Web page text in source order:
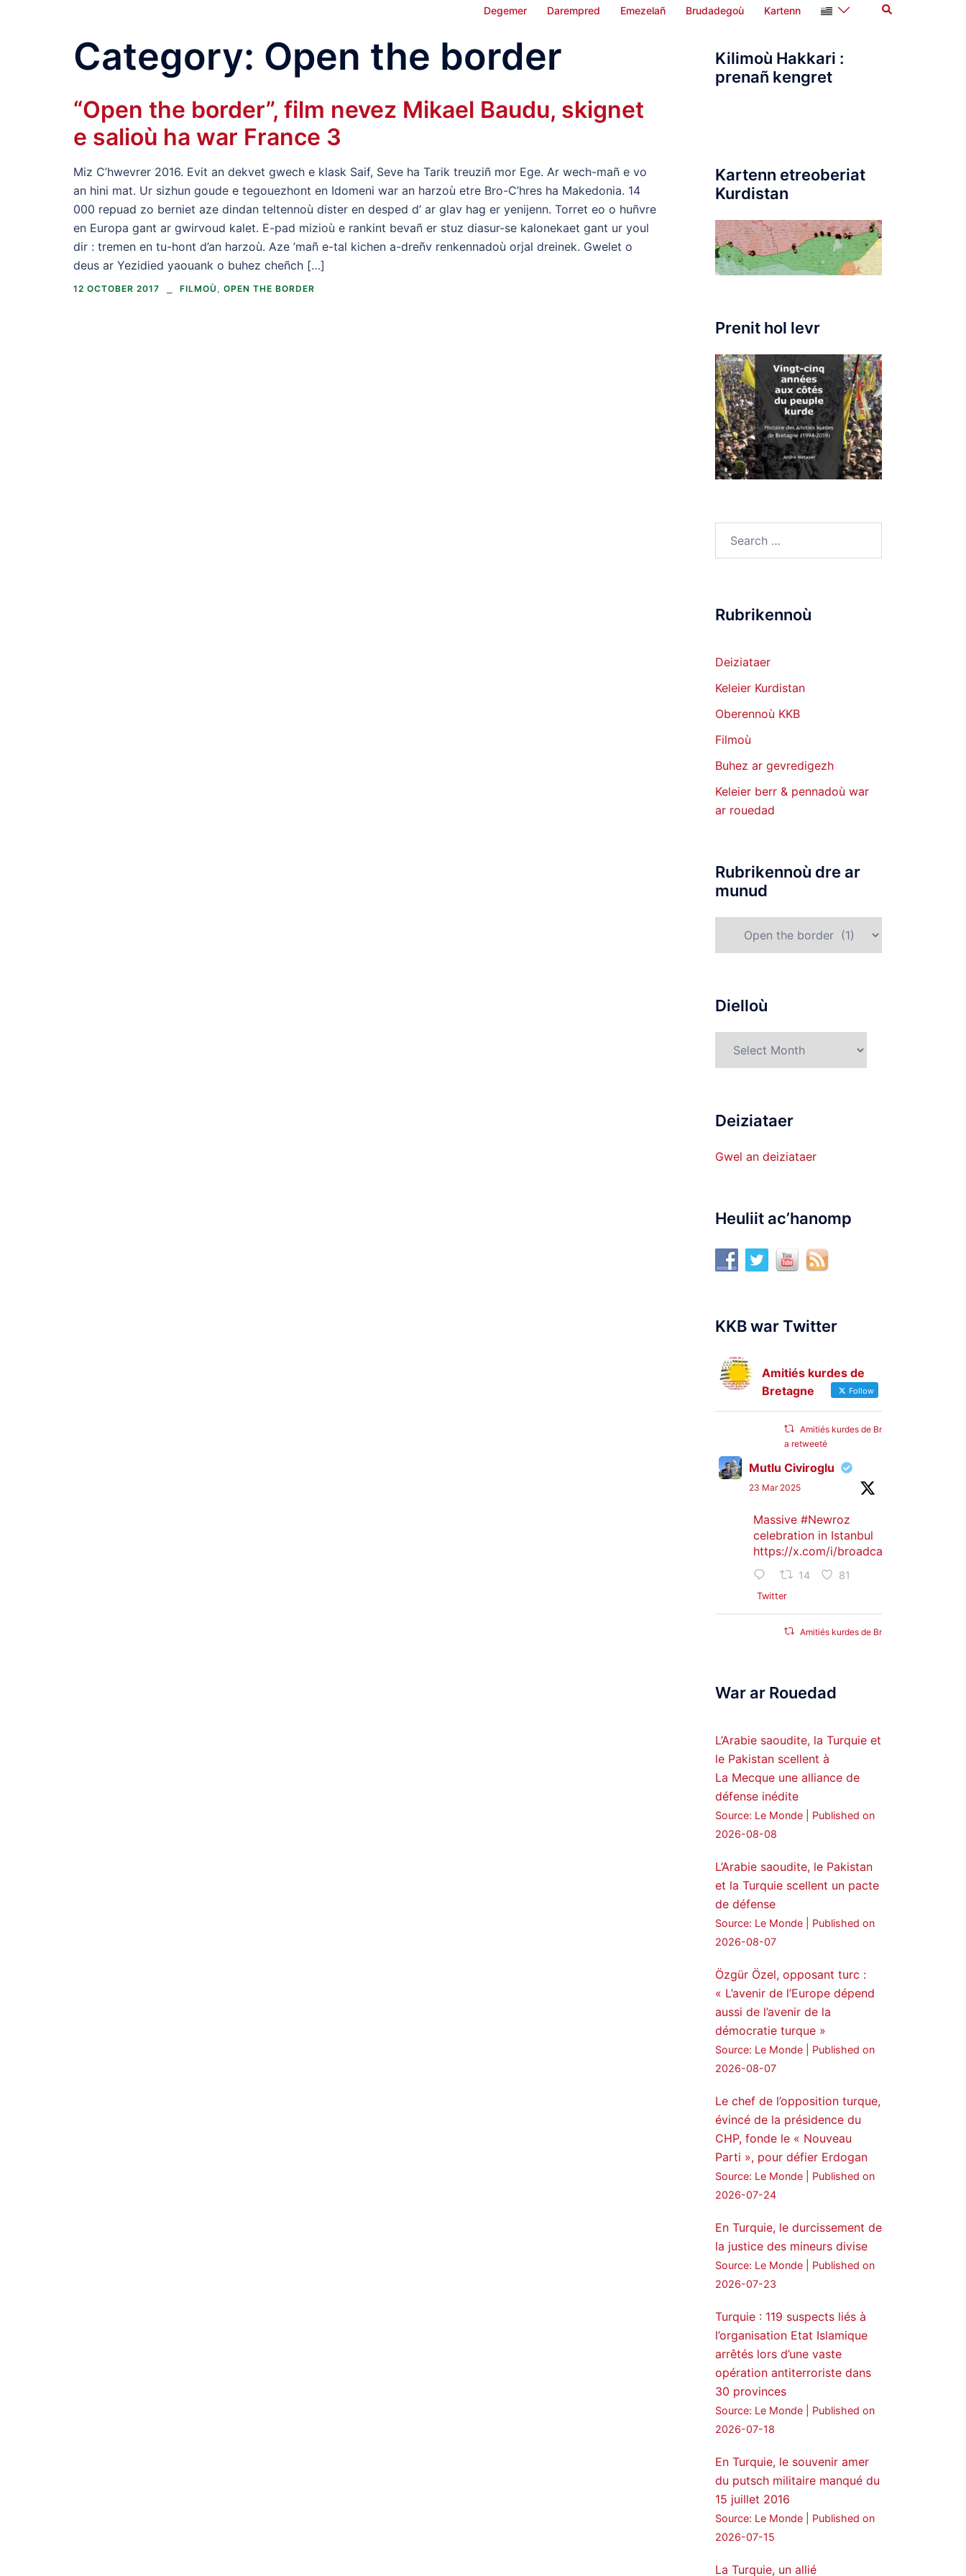
Degemer Darempred Emezelañ Brudadegoù Kartenn Search
Category: Open the border
“Open the border”, film nevez Mikael Baudu, skignet
e salioù ha war France 3
Miz C’hwevrer 2016. Evit an dekvet gwech e klask Saif, Seve ha Tarik treuziñ mor Ege. Ar wech-mañ e vo
an hini mat. Ur sizhun goude e tegouezhont en Idomeni war an harzoù etre Bro-C’hres ha Makedonia. 14
000 repuad zo berniet aze dindan teltennoù dister en desped d’ ar glav hag er yenijenn. Torret eo o huñvre
en Europa gant ar gwirvoud kalet. E-pad mizioù e rankint bevañ er stuz diasur-se kalonekaet gant ur youl
dir : tremen en tu-hont d’an harzoù. Aze ’mañ e-tal kichen a-dreñv renkennadoù orjal dreinek. Gwelet o
deus ar Yezidied yaouank o buhez cheñch […]
12 OCTOBER 2017 FILMOÙ , OPEN THE BORDER
Kilimoù Hakkari :
prenañ kengret
Kartenn etreoberiat
Kurdistan
Prenit hol levr
Rubrikennoù
Deiziataer
Keleier Kurdistan
Oberennoù KKB
Filmoù
Buhez ar gevredigezh
Keleier berr & pennadoù war
ar rouedad
Rubrikennoù dre ar
munud
Dielloù
Deiziataer
Gwel an deiziataer
Heuliit ac’hanomp
KKB war Twitter
Amitiés kurdes de
Bretagne
Follow
Amitiés kurdes de Bretagne
a retweeté
Mutlu Civiroglu
23 Mar 2025
Massive #Newroz
celebration in Istanbul
https://x.com/i/broadcasts/
14 81
Twitter
Amitiés kurdes de Bretagne
25 Jan 2025
Forces, SDF appoints
hauro Abgar Daoud
Syriac Military Council,
MFS as official
spokesperson. We
wish you success
ܟܫܝܪܘܬܐ ܒܘܠܝܬܐ ܚܘܪܐ
ܐܒܓܪ
28 249
Twitter
Amitiés kurdes de Bretagne
a retweeté
MedyaNews
24 Jan 2025
🔴DEM Party Imrali
on Abdullah Öcalan meeting
#AbdullahÖcalan
#PeaceProcess #ImralıIsland
🔗https://medyanews.rs/h4lwBwQ
Twitter
Voir plus...
War ar Rouedad
L’Arabie saoudite, la Turquie et
le Pakistan scellent à
La Mecque une alliance de
défense inédite
Source: Le Monde
Published on
2026-08-08
L’Arabie saoudite, le Pakistan
et la Turquie scellent un pacte
de défense
Source: Le Monde
Published on
2026-08-07
Özgür Özel, opposant turc :
« L’avenir de l’Europe dépend
aussi de l’avenir de la
démocratie turque »
Source: Le Monde
Published on
2026-08-07
Le chef de l’opposition turque,
évincé de la présidence du
CHP, fonde le « Nouveau
Parti », pour défier Erdogan
Source: Le Monde
Published on
2026-07-24
En Turquie, le durcissement de
la justice des mineurs divise
Source: Le Monde
Published on
2026-07-23
Turquie : 119 suspects liés à
l’organisation Etat Islamique
arrêtés lors d’une vaste
opération antiterroriste dans
30 provinces
Source: Le Monde
Published on
2026-07-18
En Turquie, le souvenir amer
du putsch militaire manqué du
15 juillet 2016
Source: Le Monde
Published on
2026-07-15
La Turquie, un allié